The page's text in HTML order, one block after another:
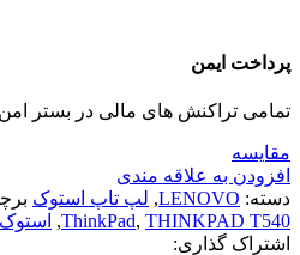
پرداخت ایمن
تمامی تراکنش های مالی در بستر
مقايسه
افزودن به علاقه مندی
دسته: LENOVO
, لپ تاپ استوک
ThinkPad, THINKPAD T540
, استوک
اشتراک گذاری: